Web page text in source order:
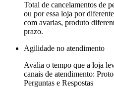
Total de cancelamentos de
ou por essa loja por
com avarias, produto
prazo.
Agilidade no atendimento
Avalia o tempo que a loja
canais de atendimento:
Perguntas e Respostas